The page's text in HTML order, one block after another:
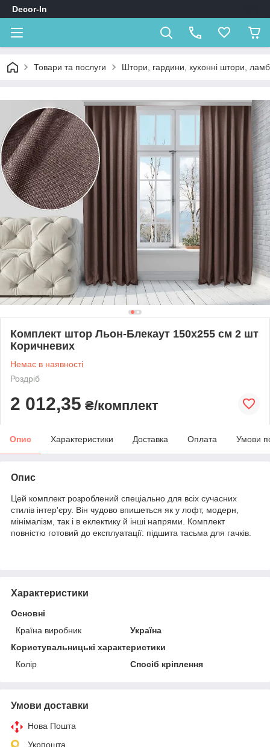
Decor-In
Товари та послуги Штори, гардини, кухонні штори,
Комплект штор Льон-Блекаут 150х255 см 2 шт
Коричневих
Немає в наявності
Роздріб
2 012,35 ₴/комплект
Опис Характеристики Доставка Оплата Умови
Опис
Цей комплект розроблений спеціально для всіх сучасних
стилів інтер'єру. Він чудово впишеться як у лофт, модерн,
мінімалізм, так і в еклектику й інші напрями. Комплект
повністю готовий до експлуатації: підшита тасьма для гачків.
Характеристики
Основні
Країна виробник
Україна
Користувальницькі характеристики
Колір
Спосіб кріплення
Умови доставки
Нова Пошта
Укрпошта